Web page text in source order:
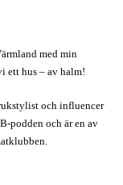
med min
ett hus – av halm!
och influencer
podden och är en av